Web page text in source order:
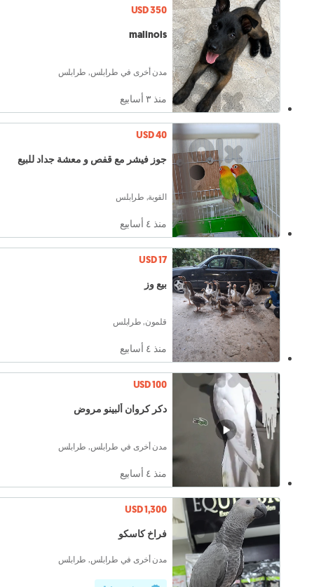
USD 350
malinois
مدن أخرى في طرابلس, طرابلس
منذ ٣ أسابيع
USD 40
جوز فيشر مع قفص و معشة جداد للبيع
القوبة, طرابلس
منذ ٤ أسابيع
USD 17
بيع وز
قلمون, طرابلس
منذ ٤ أسابيع
USD 100
دكر كروان ألبينو مروض
مدن أخرى في طرابلس, طرابلس
منذ ٤ أسابيع
USD 1,300
فراخ كاسكو
مدن أخرى في طرابلس, طرابلس